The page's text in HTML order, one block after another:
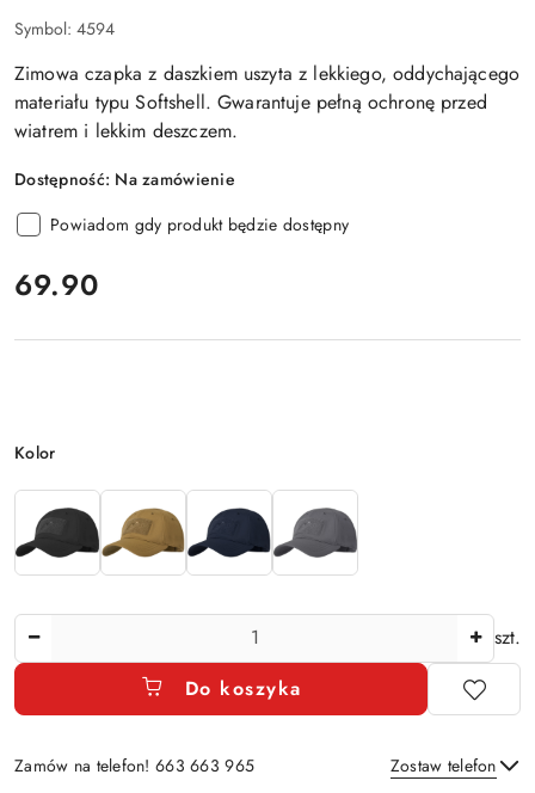
Symbol: 4594
Zimowa czapka z daszkiem uszyta z lekkiego, oddychającego
materiału typu Softshell. Gwarantuje pełną ochronę przed
wiatrem i lekkim deszczem.
Dostępność: Na zamówienie
Powiadom gdy produkt będzie dostępny
cena:
69.90
Wariant
Kolor
szt.
Do koszyka
Zamów na telefon! 663 663 965 Zostaw telefon